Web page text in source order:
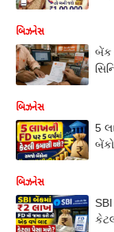
બિઝનેસ
બેંક
બિઝનેસ
5
બિઝનેસ